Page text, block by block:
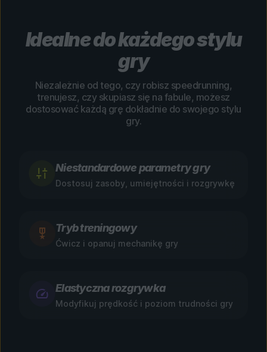
Idealne do każdego stylu
gry
Niezależnie od tego, czy robisz speedrunning,
trenujesz, czy skupiasz się na fabule, możesz
dostosować każdą grę dokładnie do swojego stylu
gry.
Niestandardowe parametry gry
Dostosuj zasoby, umiejętności i rozgrywkę
Tryb treningowy
Ćwicz i opanuj mechanikę gry
Elastyczna rozgrywka
Modyfikuj prędkość i poziom trudności gry